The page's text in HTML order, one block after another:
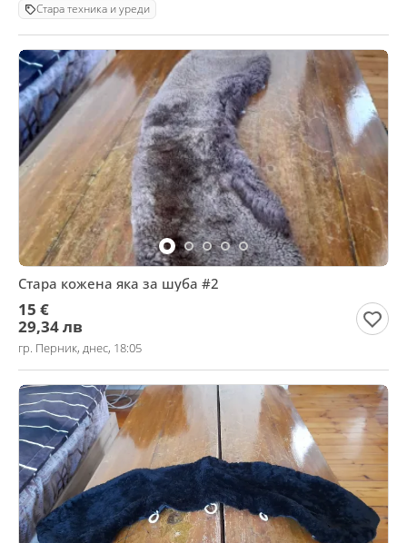
Стара техника и уреди
Стара кожена яка за шуба #2
15 €
29,34 лв
гр. Перник, днес, 18:05